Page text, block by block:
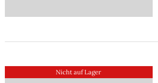
Nicht auf Lager